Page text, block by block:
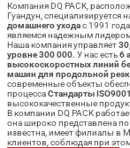
Компания DQ PACK,
Гуандун, специализируется
домашнего уходас 1991
являемся надежным
Наша компания управляет
уровне 300 000 . У нас есть6
высокоскоростных линий
машин для продольной
современные объекты
процессаСтандарты
высококачественные
В компании DQ PACK
она широко представлена
известна, имеет филиалы в
клиентов, соблюдая при